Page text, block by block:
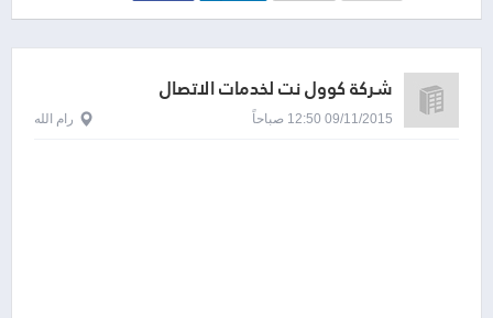
شركة كوول نت لخدمات الاتصال
09/11/2015 12:50 صباحاً رام الله